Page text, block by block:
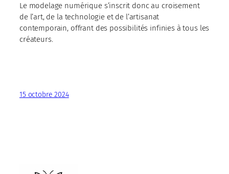
Le modelage numérique s’inscrit donc au croisement
de l’art, de la technologie et de l’artisanat
contemporain, offrant des possibilités infinies à tous les
créateurs.
15 octobre 2024